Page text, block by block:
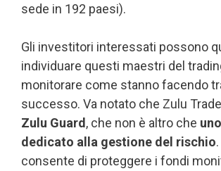
sede in 192 paesi).
Gli investitori interessati possono
individuare questi maestri del
monitorare come stanno facendo
successo. Va notato che Zulu
Zulu Guard , che non è altro che
dedicato alla gestione del rischio
consente di proteggere i fondi